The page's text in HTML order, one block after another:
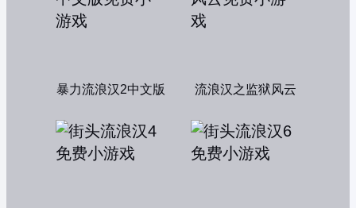
暴力流浪汉2中文版 流浪汉之监狱风云